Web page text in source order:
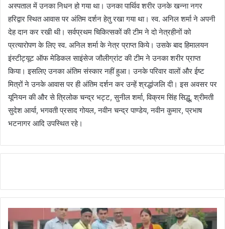
अस्पताल में उनका निधन हो गया था। उनका पार्थिव शरीर उनके खन्ना नगर
हरिद्वार स्थित आवास पर अंतिम दर्शन हेतु रखा गया था। स्व. अनिल शर्मा ने अपनी
देह दान कर रखी थी। सर्वप्रथम चिकित्सकों की टीम ने दो नेत्रहीनों को
प्रत्यारोपण के लिए स्व. अनिल शर्मा के नेत्र प्राप्त किये। उसके बाद हिमालयन
इंस्टीट्यूट ऑफ मेडिकल साइंसेज जौलीग्रांट की टीम ने उनका शरीर प्राप्त
किया। इसलिए उनका अंतिम संस्कार नहीं हुआ। उनके परिवार वालों और ईष्ट
मित्रों ने उनके आवास पर ही अंतिम दर्शन कर उन्हें श्रद्धांजलि दी। इस अवसर पर
यूनियन की और से त्रिलोक चन्द्र भट्ट, सुनील शर्मा, विक्रम सिंह सिद्धू, श्रीमती
सुदेश आर्या, भगवती प्रसाद गोयल, नवीन चन्द्र पाण्डेय, नवीन कुमार, प्रभाष
भटनागर आदि उपस्थित रहे।